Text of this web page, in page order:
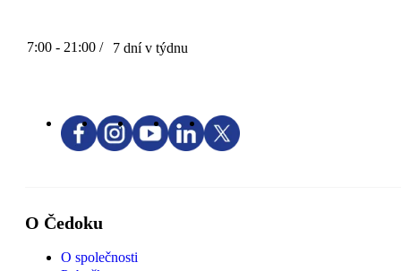
7:00 - 21:00 / 7 dní v týdnu
O Čedoku
O společnosti